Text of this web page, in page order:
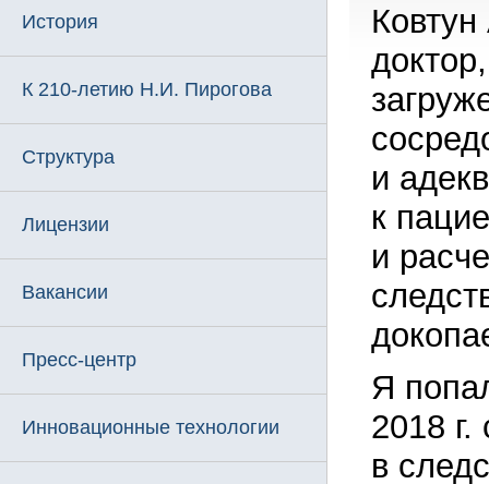
История
К 210-летию Н.И. Пирогова
Структура
Лицензии
Вакансии
Пресс-центр
Инновационные технологии
и
к
и
Я
2018
в